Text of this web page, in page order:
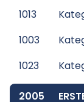
1013
1003
1023
2005